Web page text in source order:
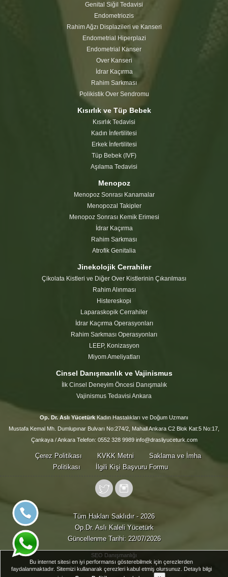
Genital Siğil Tedavisi
Endometriozis
Rahim Ağzı Displazileri ve Kanseri
Endometrial Hiperplazi
Endometrial Kanser
Over Kanseri
İdrar Kaçırma
Rahim Sarkması
Polikistik Over Sendromu
Kısırlık ve Tüp Bebek
Kısırlık Tedavisi
Kadın İnfertilitesi
Erkek İnfertilitesi
Tüp Bebek (IVF)
Aşılama Tedavisi
Menopoz
Menopoz Sonrası Kanamalar
Menopozal Takipler
Menopoz Sonrası Kemik Erimesi
İdrar Kaçırma
Rahim Sarkması
Atrofik Genitalia
Jinekolojik Cerrahiler
Çikolata Kistleri ve Diğer Over Kistlerinin Çıkarılması
Rahim Alınması
Histereskopi
Laparaskopik Cerrahiler
İdrar Kaçırma Operasyonları
Rahim Sarkması Operasyonları
LEEP, Konizasyon
Miyom Ameliyatları
Cinsel Danışmanlık ve Vajinismus
İlk Cinsel Deneyim Öncesi Danışmalık
Vajinismus Tedavisi Ankara
Op. Dr. Aslı Yücetürk Kadın Hastalıkları ve Doğum Uzmanı
Mustafa Kemal Mh. Dumlupınar Bulvarı No:274/2, Mahall Ankara C2 Blok Kat:5 No:17,
Çankaya / Ankara Telefon: 0552 328 9989 info@drasliyuceturk.com
Çerez Politikası KVKK Metni
Saklama ve İmha
Politikası
İlgili Kişi Başvuru Formu
Tüm Hakları Saklıdır - 2026
Op.Dr. Aslı Kaleli Yücetürk
Güncellenme Tarihi: 22/07/2026
SEO Danışmanlığı
Bu internet sitesi en iyi performansı gösterebilmek için çerezlerden
faydalanmaktadır. Sitemizi kullanarak çerezleri kabul etmiş olursunuz. Detaylı bilgi